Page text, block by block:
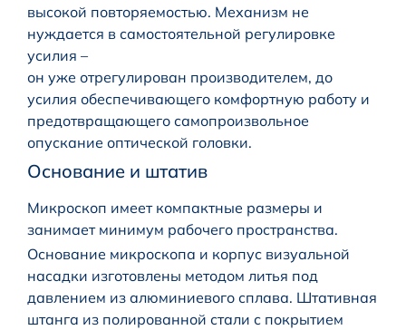
высокой повторяемостью. Механизм не
нуждается в самостоятельной регулировке
усилия –
он уже отрегулирован производителем, до
усилия обеспечивающего комфортную работу и
предотвращающего самопроизвольное
опускание оптической головки.
Основание и штатив
Микроскоп имеет компактные размеры и
занимает минимум рабочего пространства.
Основание микроскопа и корпус визуальной
насадки изготовлены методом литья под
давлением из алюминиевого сплава. Штативная
штанга из полированной стали с покрытием